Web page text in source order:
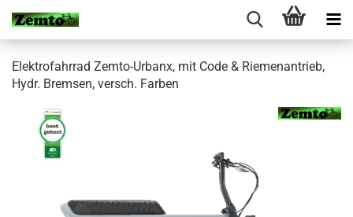
Elektrofahrrad Zemto-Urbanx, mit Code & Riemenantrieb,
Hydr. Bremsen, versch. Farben